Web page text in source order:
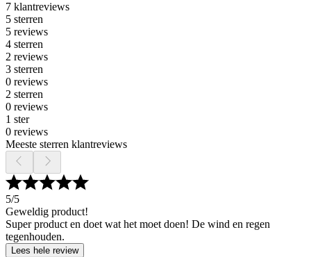
7 klantreviews
5 sterren
5 reviews
4 sterren
2 reviews
3 sterren
0 reviews
2 sterren
0 reviews
1 ster
0 reviews
Meeste sterren klantreviews
5/5
Geweldig product!
Super product en doet wat het moet doen! De wind en regen
tegenhouden.
Lees hele review